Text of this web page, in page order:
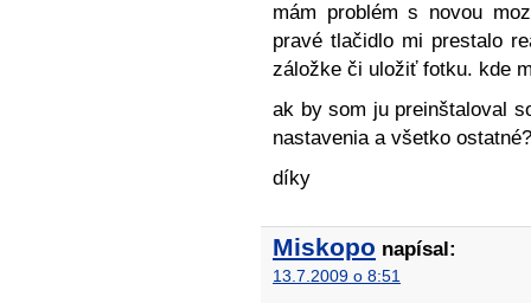
mám problém s novou
pravé tlačidlo mi prestalo
záložke či uložiť fotku. kde
ak by som ju preinštaloval
nastavenia a všetko ostatné?
díky
Miskopo napísal:
13.7.2009 o 8:51